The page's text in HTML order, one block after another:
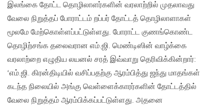
இலங்கை தோட்ட தொழிலாளர்களின் வரலாற்றில் முதலாவது
வேலை நிறுத்தப் போராட்டம் றப்பர் தோட்டத் தொழிலாளாகள்
மூலமே மேற்கொள்ளப்பட்டுள்ளது. போராட்ட குணங்கொண்ட
தொழிற்சங்க தலைவரான எம்.ஜி. மெண்டிஸின் வாழ்க்கை
வரலாற்றை எழுதிய லயனல் சரத் இவ்வாறு தெரிவிக்கின்றார்:
‘எம்.ஜி. கிரன்திடியில் வசிப்பதற்கு ஆரம்பித்து ஜந்து மாதங்கள்
கடந்த நிலையில் அங்கு வெள்ளைக்காரர்களின் தோட்டத்தில்
வேலை நிறுத்தம் ஆரம்பிக்கப்பட்டுள்ளது. அதனை